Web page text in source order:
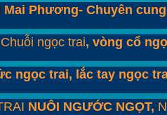
Mai Phương- Chuyên
Chuỗi ngọc trai, vòng cổ
ngọc trai, lắc tay ngọc
NUÔI NGƯỚC NGỌT,